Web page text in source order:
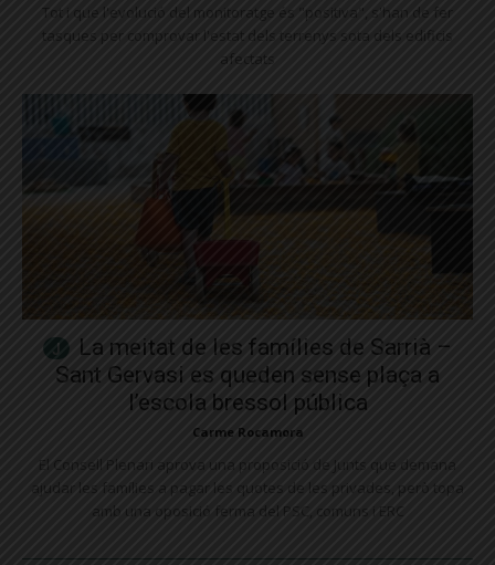
Tot i que l'evolució del monitoratge és "positiva", s'han de fer
tasques per comprovar l'estat dels terrenys sota dels edificis
afectats
La meitat de les famílies de Sarrià –
Sant Gervasi es queden sense plaça a
l’escola bressol pública
Carme Rocamora
El Consell Plenari aprova una proposició de Junts que demana
ajudar les famílies a pagar les quotes de les privades, però topa
amb una oposició ferma del PSC, comuns i ERC